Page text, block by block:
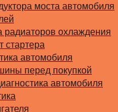
моста автомобиля
радиаторов охлаждения
стартера
автомобиля
перед покупкой
автомобиля